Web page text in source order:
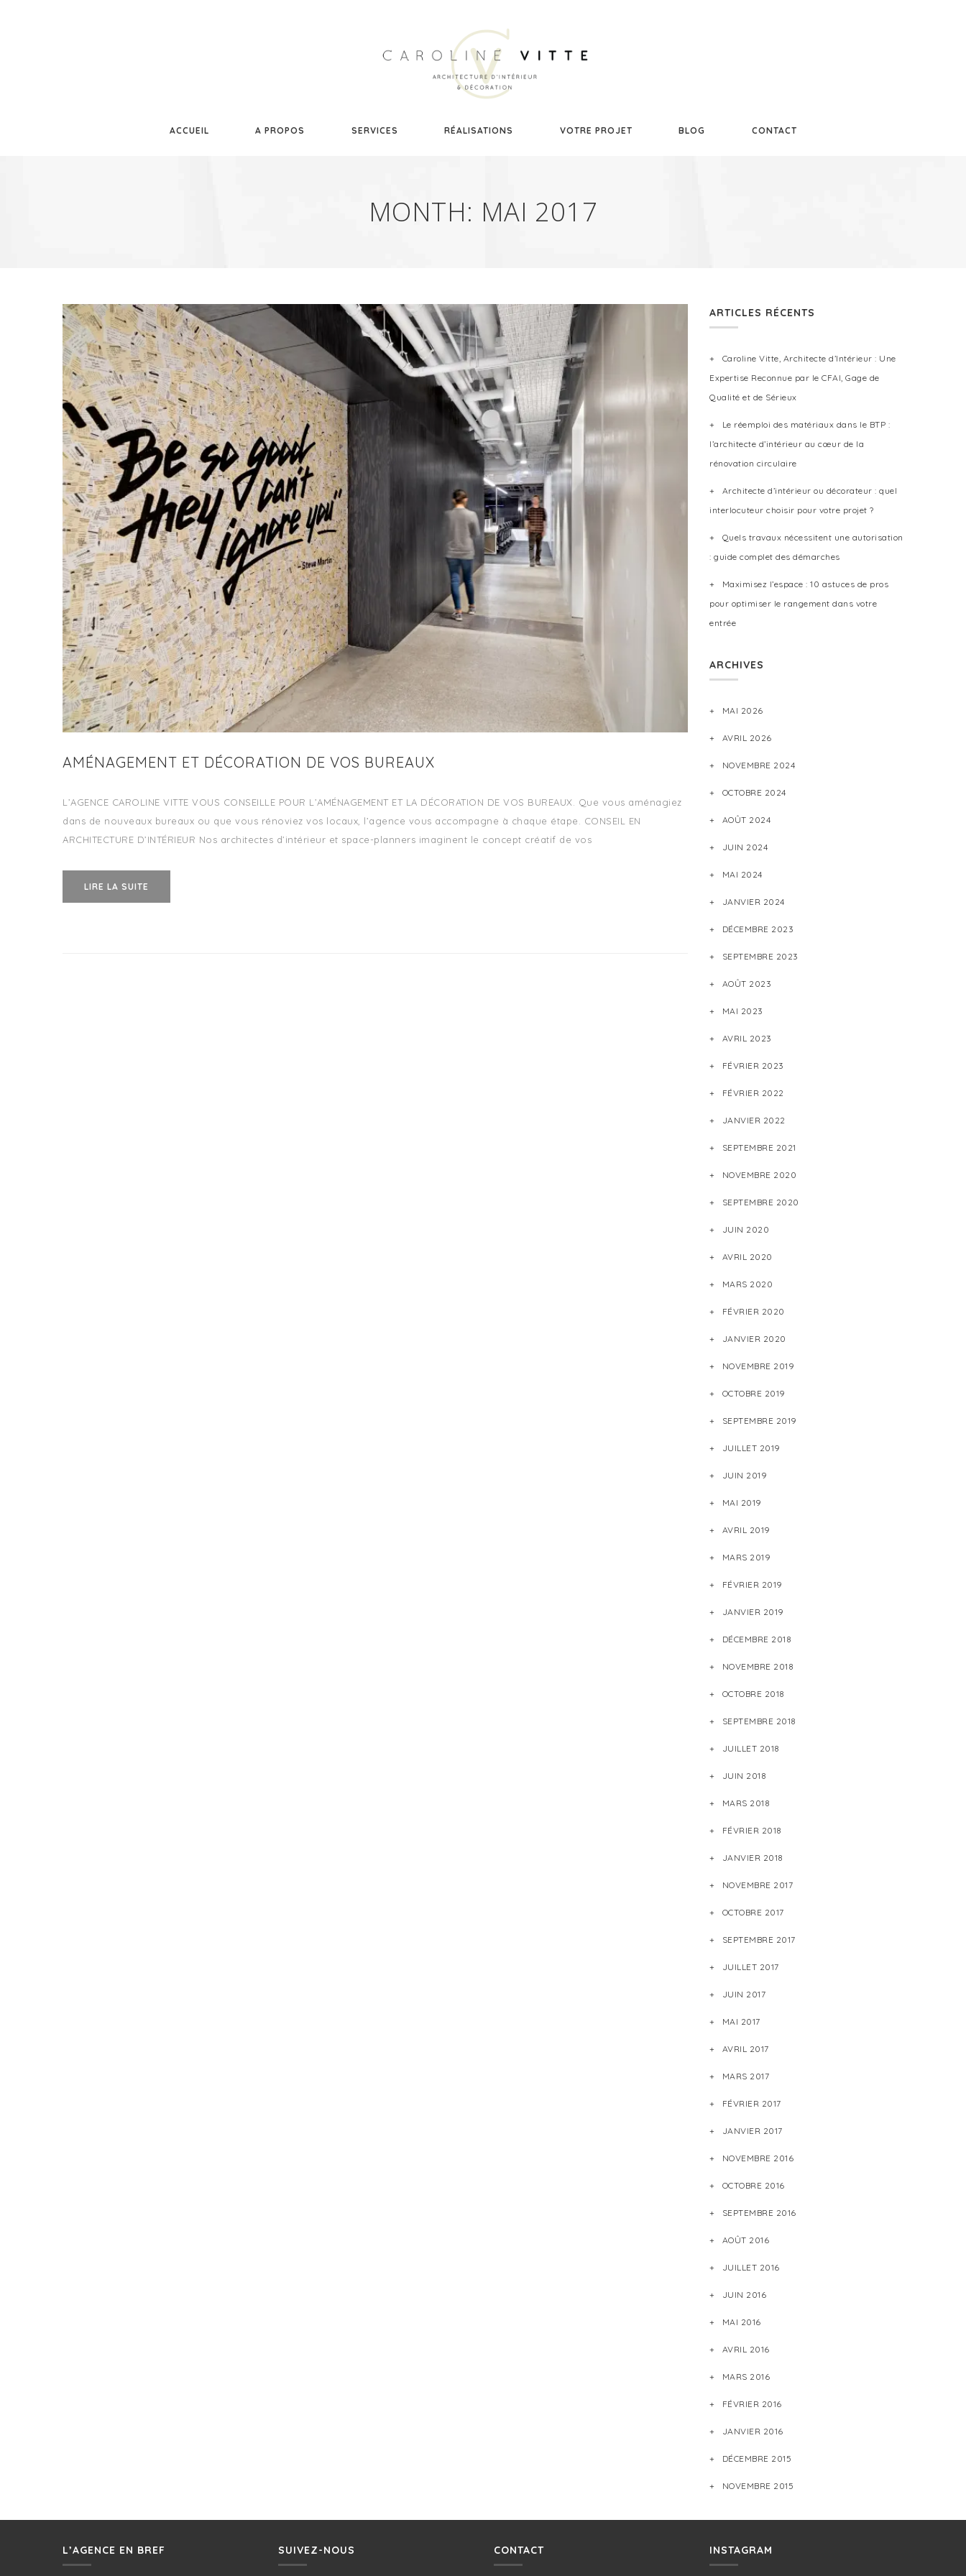
ACCUEIL A PROPOS SERVICES RÉALISATIONS VOTRE PROJET BLOG CONTACT
MONTH: MAI 2017
AMÉNAGEMENT ET DÉCORATION DE VOS BUREAUX
L’AGENCE CAROLINE VITTE VOUS CONSEILLE POUR L’AMÉNAGEMENT ET LA DÉCORATION DE VOS BUREAUX. Que vous aménagiez
dans de nouveaux bureaux ou que vous rénoviez vos locaux, l’agence vous accompagne à chaque étape. CONSEIL EN
ARCHITECTURE D’INTÉRIEUR Nos architectes d’intérieur et space-planners imaginent le concept créatif de vos
LIRE LA SUITE
ARTICLES RÉCENTS
Caroline Vitte, Architecte d’Intérieur : Une
Expertise Reconnue par le CFAI, Gage de
Qualité et de Sérieux
Le réemploi des matériaux dans le BTP :
l’architecte d’intérieur au cœur de la
rénovation circulaire
Architecte d’intérieur ou décorateur : quel
interlocuteur choisir pour votre projet ?
Quels travaux nécessitent une autorisation
: guide complet des démarches
Maximisez l’espace : 10 astuces de pros
pour optimiser le rangement dans votre
entrée
ARCHIVES
MAI 2026
AVRIL 2026
NOVEMBRE 2024
OCTOBRE 2024
AOÛT 2024
JUIN 2024
MAI 2024
JANVIER 2024
DÉCEMBRE 2023
SEPTEMBRE 2023
AOÛT 2023
MAI 2023
AVRIL 2023
FÉVRIER 2023
FÉVRIER 2022
JANVIER 2022
SEPTEMBRE 2021
NOVEMBRE 2020
SEPTEMBRE 2020
JUIN 2020
AVRIL 2020
MARS 2020
FÉVRIER 2020
JANVIER 2020
NOVEMBRE 2019
OCTOBRE 2019
SEPTEMBRE 2019
JUILLET 2019
JUIN 2019
MAI 2019
AVRIL 2019
MARS 2019
FÉVRIER 2019
JANVIER 2019
DÉCEMBRE 2018
NOVEMBRE 2018
OCTOBRE 2018
SEPTEMBRE 2018
JUILLET 2018
JUIN 2018
MARS 2018
FÉVRIER 2018
JANVIER 2018
NOVEMBRE 2017
OCTOBRE 2017
SEPTEMBRE 2017
JUILLET 2017
JUIN 2017
MAI 2017
AVRIL 2017
MARS 2017
FÉVRIER 2017
JANVIER 2017
NOVEMBRE 2016
OCTOBRE 2016
SEPTEMBRE 2016
AOÛT 2016
JUILLET 2016
JUIN 2016
MAI 2016
AVRIL 2016
MARS 2016
FÉVRIER 2016
JANVIER 2016
DÉCEMBRE 2015
NOVEMBRE 2015
L’AGENCE EN BREF SUIVEZ-NOUS CONTACT INSTAGRAM